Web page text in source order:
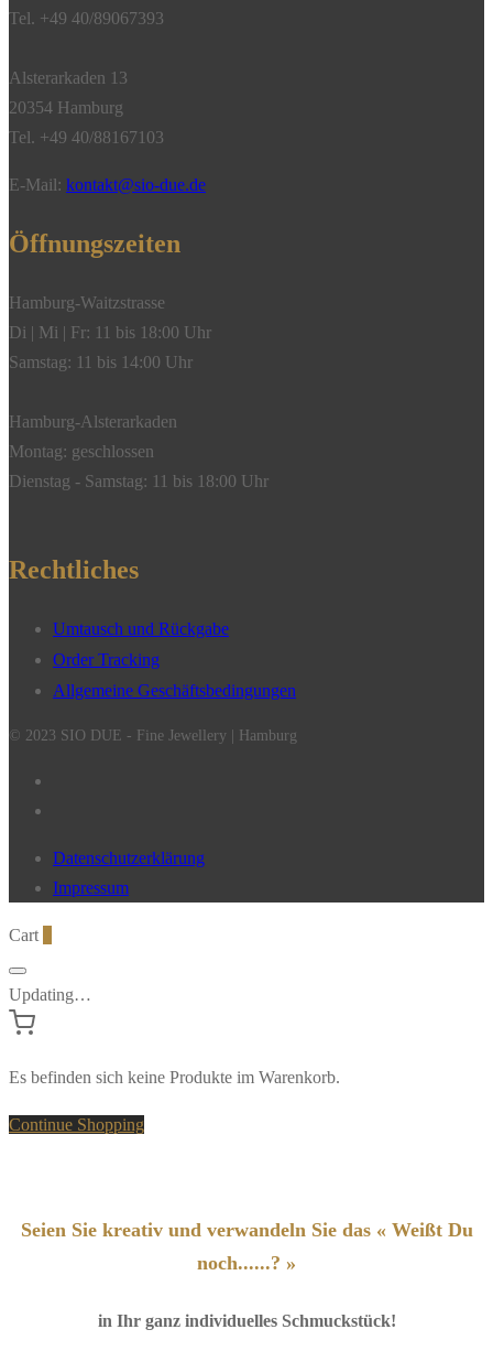
Tel. +49 40/89067393
Alsterarkaden 13
20354 Hamburg
Tel. +49 40/88167103
E-Mail: kontakt@sio-due.de
Öffnungszeiten
Hamburg-Waitzstrasse
Di | Mi | Fr: 11 bis 18:00 Uhr
Samstag: 11 bis 14:00 Uhr
Hamburg-Alsterarkaden
Montag: geschlossen
Dienstag - Samstag: 11 bis 18:00 Uhr
Rechtliches
Umtausch und Rückgabe
Order Tracking
Allgemeine Geschäftsbedingungen
© 2023 SIO DUE - Fine Jewellery | Hamburg
Datenschutzerklärung
Impressum
Cart
Updating…
Es befinden sich keine Produkte im Warenkorb.
Continue Shopping
Seien Sie kreativ und verwandeln Sie das « Weißt Du
noch......? »
in Ihr ganz individuelles Schmuckstück!